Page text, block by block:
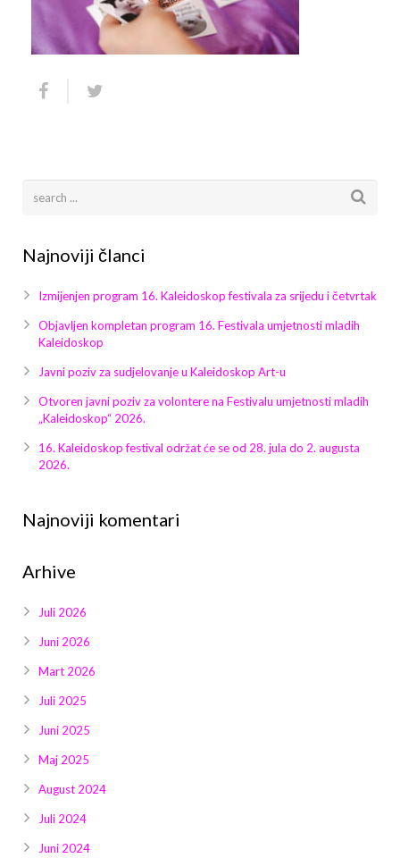
Video 2011
Video 2015
Video 2018
Galerija 2010
Galerija 2014
Galerija 2017
Galerija 2018
Galerija 2019
Galerija 2022
Galerija 2024
Galerija 2025
Arhiva
Najnoviji članci
Izmijenjen program 16. Kaleidoskop festivala za srijedu i četvrtak
Objavljen kompletan program 16. Festivala umjetnosti mladih
Kaleidoskop
Javni poziv za sudjelovanje u Kaleidoskop Art-u
Otvoren javni poziv za volontere na Festivalu umjetnosti mladih
„Kaleidoskop“ 2026.
16. Kaleidoskop festival održat će se od 28. jula do 2. augusta
2026.
Najnoviji komentari
Arhive
Juli 2026
Juni 2026
Mart 2026
Juli 2025
Juni 2025
Maj 2025
August 2024
Juli 2024
Juni 2024